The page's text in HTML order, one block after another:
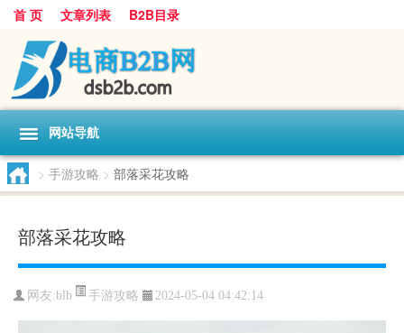
首 页 文章列表 B2B目录
网站导航
> 手游攻略 > 部落采花攻略
部落采花攻略
网友:blb 手游攻略 2024-05-04 04:42:14